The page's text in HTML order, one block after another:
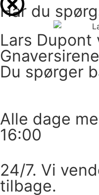
Har du
Lars Dupont
Du spørger
Alle dage
16:00
24/7. Vi
tilbage.